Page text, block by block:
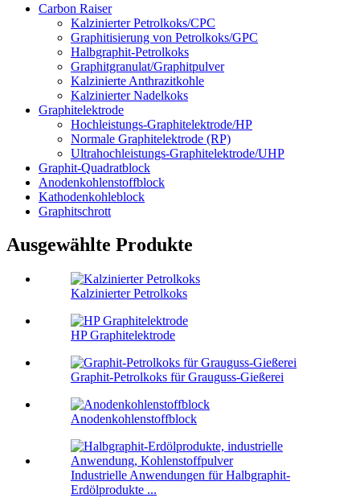
Carbon Raiser
Kalzinierter Petrolkoks/CPC
Graphitisierung von Petrolkoks/GPC
Halbgraphit-Petrolkoks
Graphitgranulat/Graphitpulver
Kalzinierte Anthrazitkohle
Kalzinierter Nadelkoks
Graphitelektrode
Hochleistungs-Graphitelektrode/HP
Normale Graphitelektrode (RP)
Ultrahochleistungs-Graphitelektrode/UHP
Graphit-Quadratblock
Anodenkohlenstoffblock
Kathodenkohleblock
Graphitschrott
Ausgewählte Produkte
Kalzinierter Petrolkoks
HP Graphitelektrode
Graphit-Petrolkoks für Grauguss-Gießerei
Anodenkohlenstoffblock
Industrielle Anwendungen für Halbgraphit-
Erdölprodukte ...